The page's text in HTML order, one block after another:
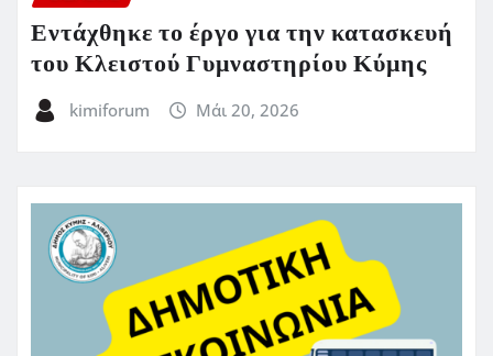
Εντάχθηκε το έργο για την κατασκευή
του Κλειστού Γυμναστηρίου Κύμης
kimiforum Μάι 20, 2026